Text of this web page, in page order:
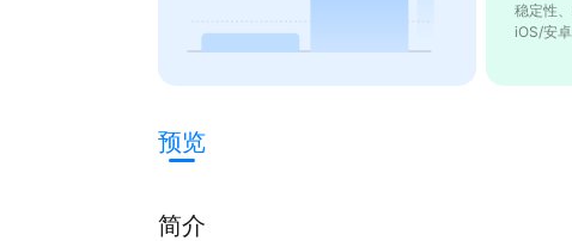
稳定性
iOS/安
预览
简介